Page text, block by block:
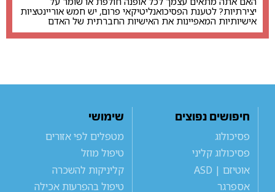
יצירתיות? לטענת הפסיכואנליטיקאי פרום, יש חמש אוריינטציות
אישיותיות המאפיינות את האישיות החברתית של האדם
חיפושים נפוצים
פסיכולוג
פסיכולוג קליני
אוטיזם | ASD
אספרגר
שימושי
מטפלים לפי אזורים
טיפול מוזל
קליניקות להשכרה
טיפול בהפרעות אכילה